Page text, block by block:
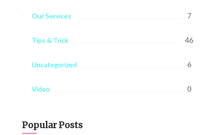
Our Services 7
Tips & Trick 46
Uncategorized 6
Video 0
Popular Posts